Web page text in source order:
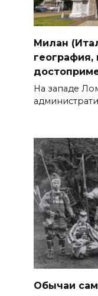
Милан
география,
На западе
Обычаи